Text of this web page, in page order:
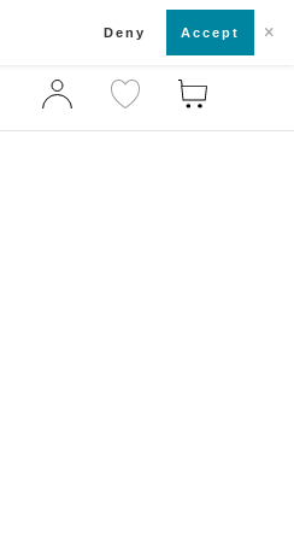
店舗一覧・来店予約
Deny Accept ×